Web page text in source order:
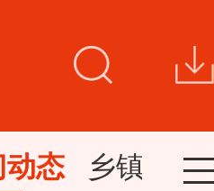
动态 乡镇新闻